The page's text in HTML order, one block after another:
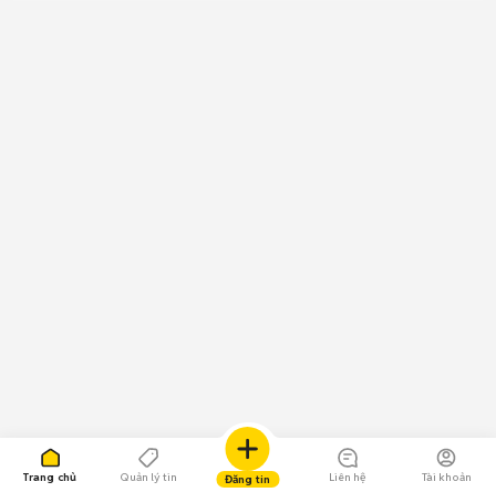
Trang chủ Quản lý tin Đăng tin Liên hệ Tài khoản